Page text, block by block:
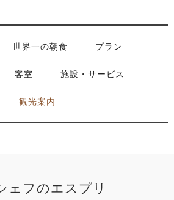
世界一の朝食 プラン
客室 施設・サービス
観光案内
ェフのエスプリ